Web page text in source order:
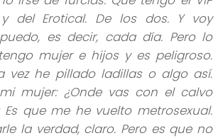
del Erotical. De los dos. Y voy
es decir, cada día. Pero lo
mujer e hijos y es peligroso.
vez he pillado ladillas o algo así.
mujer: ¿Onde vas con el calvo
Es que me he vuelto metrosexual.
la verdad, claro. Pero es que no